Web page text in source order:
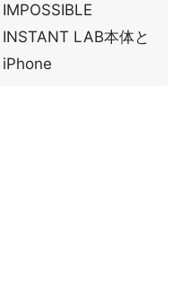
IMPOSSIBLE
INSTANT LAB本体と
iPhone